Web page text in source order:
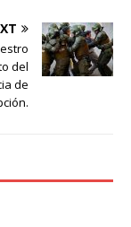
del
de